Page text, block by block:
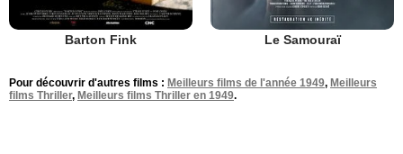
Barton Fink Le Samouraï
Pour découvrir d'autres films : Meilleurs films de l'année 1949, Meilleurs
films Thriller, Meilleurs films Thriller en 1949.